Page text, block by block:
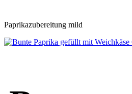
Paprikazubereitung mild